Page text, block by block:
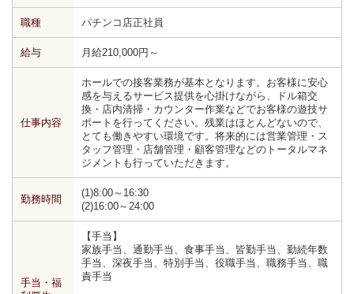
職種 パチンコ店正社員
給与 月給210,000円～
仕事内容
ホールでの接客業務が基本となります。お客様に安心
感を与えるサービス提供を心掛けながら、ドル箱交
換・店内清掃・カウンター作業などでお客様の遊技サ
ポートを行ってください。残業はほとんどないので、
とても働きやすい環境です。将来的には営業管理・ス
タッフ管理・店舗管理・顧客管理などのトータルマネ
ジメントも行っていただきます。
勤務時間
(1)8:00～16:30
(2)16:00～24:00
手当・福
【手当】
家族手当、通勤手当、食事手当、皆勤手当、勤続年数
手当、深夜手当、特別手当、役職手当、職務手当、職
責手当